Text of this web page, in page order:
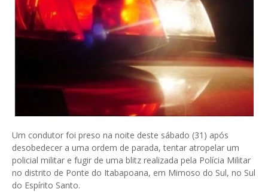
Um condutor foi preso na noite deste sábado (31) após
desobedecer a uma ordem de parada, tentar atropelar um
policial militar e fugir de uma blitz realizada pela Polícia Militar
no distrito de Ponte do Itabapoana, em Mimoso do Sul, no Sul
do Espírito Santo.